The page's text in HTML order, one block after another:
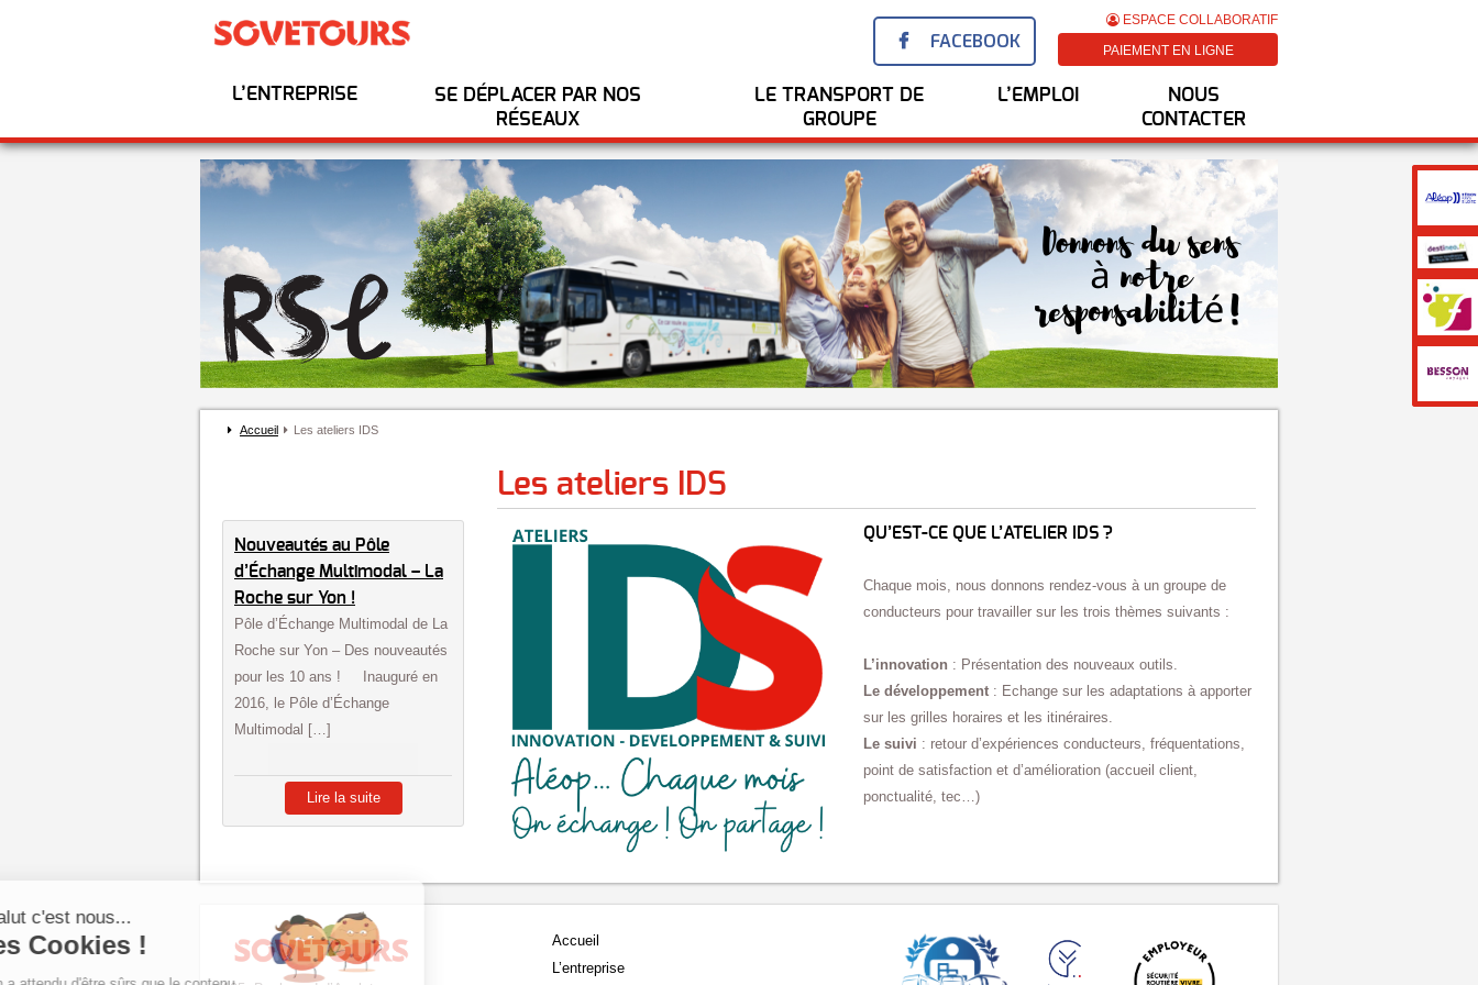
L’ENTREPRISE
SE DÉPLACER PAR NOS
RÉSEAUX
LE TRANSPORT DE
GROUPE
L’EMPLOI
NOUS
CONTACTER
FACEBOOK
ESPACE COLLABORATIF
PAIEMENT EN LIGNE
Accueil Les ateliers IDS
Les ateliers IDS
Nouveautés au Pôle
d’Échange Multimodal – La
Roche sur Yon !
Pôle d’Échange Multimodal de La
Roche sur Yon – Des nouveautés
pour les 10 ans ! Inauguré en
2016, le Pôle d’Échange
Multimodal […]
Lire la suite
QU’EST-CE QUE L’ATELIER IDS ?
Chaque mois, nous donnons rendez-vous à un groupe de
conducteurs pour travailler sur les trois thèmes suivants :
L’innovation : Présentation des nouveaux outils.
Le développement : Echange sur les adaptations à apporter
sur les grilles horaires et les itinéraires.
Le suivi : retour d’expériences conducteurs, fréquentations,
point de satisfaction et d’amélioration (accueil client,
ponctualité, tec…)
Accueil
L’entreprise
Salut c'est nous...
les Cookies !